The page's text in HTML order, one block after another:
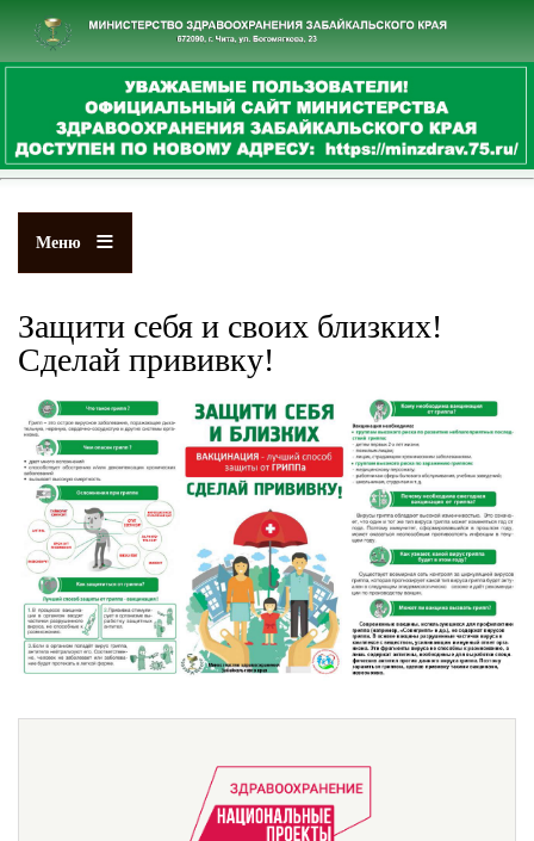
к
основному
содержанию
Меню
Защити себя и своих близких!
Сделай прививку!